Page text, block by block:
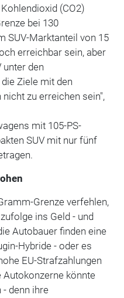
(CO2)
bei 130
SUV-Marktanteil von 15
erreichbar sein, aber
unter den
Ziele mit den
zu erreichen sein",
mit 105-PS-
SUV mit nur fünf
Grenze verfehlen,
ins Geld - und
Autobauer finden eine
Hybride - oder es
EU-Strafzahlungen
Autokonzerne könnte
denn ihre